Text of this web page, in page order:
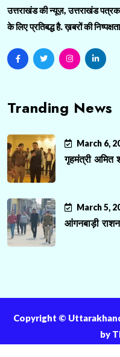
उत्तराखंड की न्यूज़, उत्तराखंड
के लिए प्रतिबद्ध है. ख़बरों की
Tranding News
March 6,
गृहमंत्री अमित
March 5,
आंगनबाड़ी
Copyright ©️
by